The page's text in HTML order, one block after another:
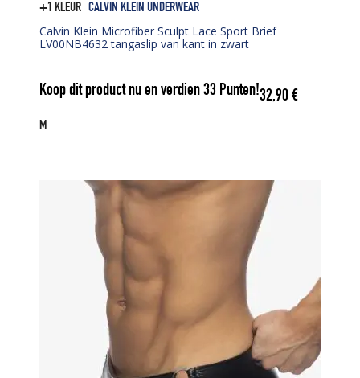
+1 KLEUR CALVIN KLEIN UNDERWEAR
Calvin Klein Microfiber Sculpt Lace Sport Brief
LV00NB4632 tangaslip van kant in zwart
Koop dit product nu en verdien33 Punten!32,90€
M